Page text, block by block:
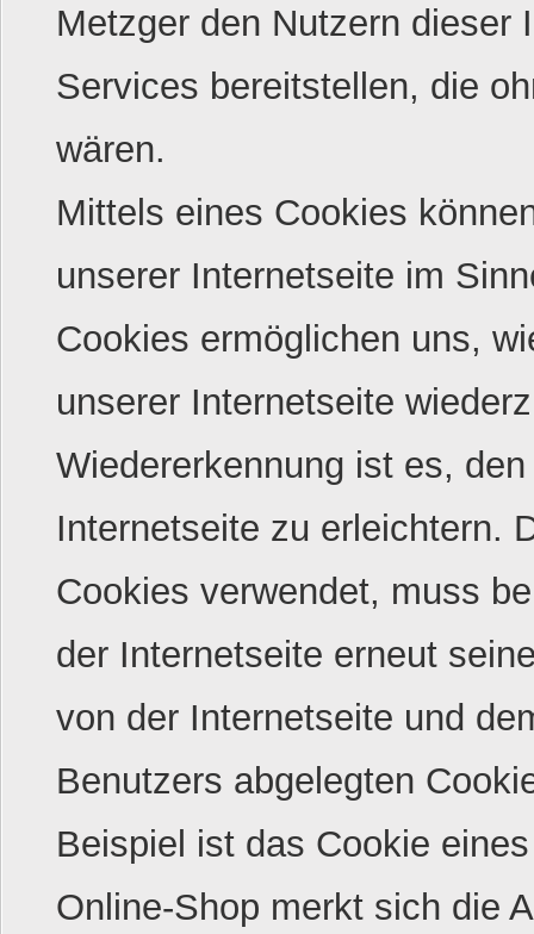
Metzger den Nutzern dieser
Services bereitstellen, die
wären.
Mittels eines Cookies
unserer Internetseite im
Cookies ermöglichen uns,
unserer Internetseite
Wiedererkennung ist es,
Internetseite zu erleichtern.
Cookies verwendet, muss
der Internetseite erneut
von der Internetseite und
Benutzers abgelegten
Beispiel ist das Cookie
Online-Shop merkt sich die